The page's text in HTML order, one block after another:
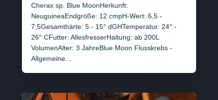
Cherax sp. Blue MoonHerkunft:
NeuguineaEndgröße: 12 cmpH-Wert: 6,5 -
7,5Gesamthärte: 5 - 15° dGHTemperatur: 24° -
26° CFutter: AllesfresserHaltung: ab 200L
VolumenAlter: 3 JahreBlue Moon Flusskrebs -
Allgemeine...